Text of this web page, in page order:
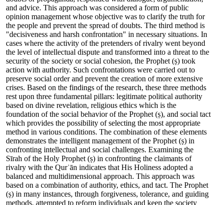
and advice. This approach was considered a form of public
opinion management whose objective was to clarify the truth for
the people and prevent the spread of doubts. The third method is
"decisiveness and harsh confrontation" in necessary situations. In
cases where the activity of the pretenders of rivalry went beyond
the level of intellectual dispute and transformed into a threat to the
security of the society or social cohesion, the Prophet (ṣ) took
action with authority. Such confrontations were carried out to
preserve social order and prevent the creation of more extensive
crises. Based on the findings of the research, these three methods
rest upon three fundamental pillars: legitimate political authority
based on divine revelation, religious ethics which is the
foundation of the social behavior of the Prophet (ṣ), and social tact
which provides the possibility of selecting the most appropriate
method in various conditions. The combination of these elements
demonstrates the intelligent management of the Prophet (ṣ) in
confronting intellectual and social challenges. Examining the
Sīrah of the Holy Prophet (ṣ) in confronting the claimants of
rivalry with the Qurʾān indicates that His Holiness adopted a
balanced and multidimensional approach. This approach was
based on a combination of authority, ethics, and tact. The Prophet
(ṣ) in many instances, through forgiveness, tolerance, and guiding
methods, attempted to reform individuals and keep the society